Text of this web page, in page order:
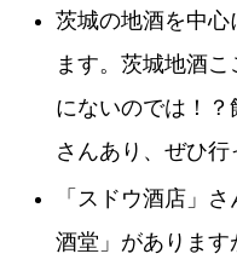
茨城の地酒を中
ます。茨城地酒
にないのでは！？
さんあり、ぜひ行
「スドウ酒店」
酒堂」があります